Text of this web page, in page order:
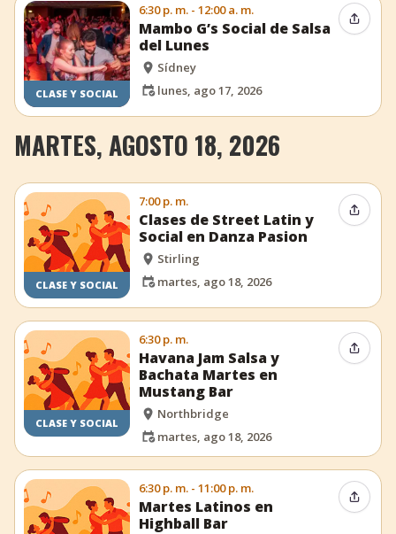
CLASE Y SOCIAL
6:30 p. m. - 12:00 a. m.
Mambo G’s Social de Salsa
del Lunes
Sídney
lunes, ago 17, 2026
MARTES, AGOSTO 18, 2026
CLASE Y SOCIAL
7:00 p. m.
Clases de Street Latin y
Social en Danza Pasion
Stirling
martes, ago 18, 2026
CLASE Y SOCIAL
6:30 p. m.
Havana Jam Salsa y
Bachata Martes en
Mustang Bar
Northbridge
martes, ago 18, 2026
6:30 p. m. - 11:00 p. m.
Martes Latinos en
Highball Bar